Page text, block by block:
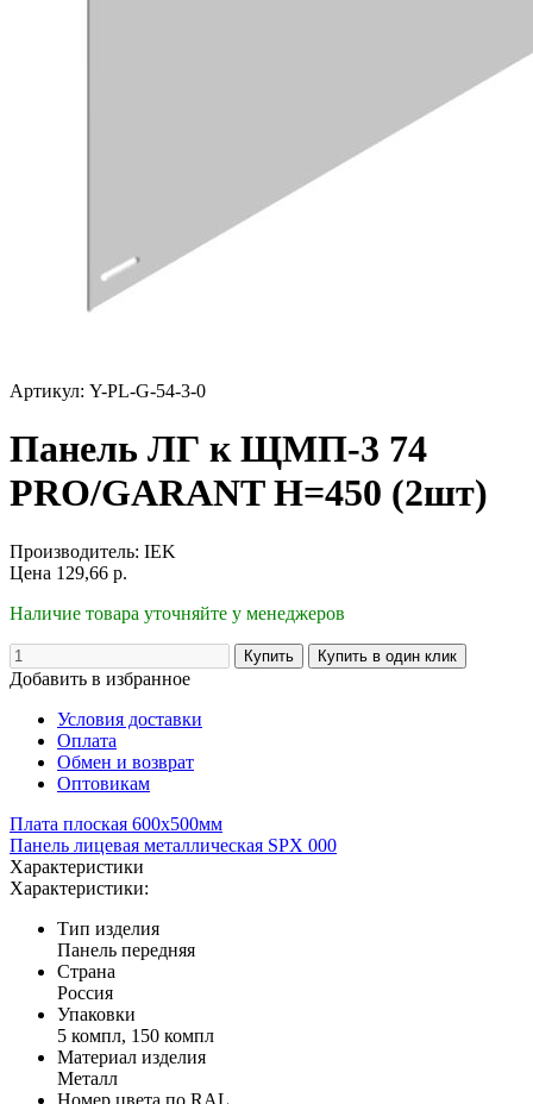
Артикул: Y-PL-G-54-3-0
Панель ЛГ к ЩМП-3 74
PRO/GARANT H=450 (2шт)
Производитель: IEK
Цена 129,66 р.
Наличие товара уточняйте у менеджеров
Добавить в избранное
Условия доставки
Оплата
Обмен и возврат
Оптовикам
Плата плоская 600х500мм
Панель лицевая металлическая SPX 000
Характеристики
Характеристики:
Тип изделия
Панель передняя
Страна
Россия
Упаковки
5 компл, 150 компл
Материал изделия
Металл
Номер цвета по RAL